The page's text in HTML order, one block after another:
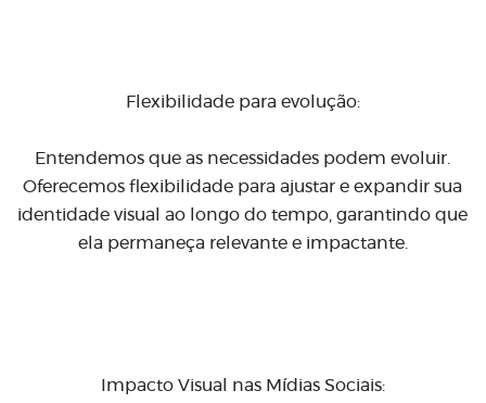
Flexibilidade para evolução:
Entendemos que as necessidades podem evoluir.
Oferecemos flexibilidade para ajustar e expandir sua
identidade visual ao longo do tempo, garantindo que
ela permaneça relevante e impactante.
Impacto Visual nas Mídias Sociais: